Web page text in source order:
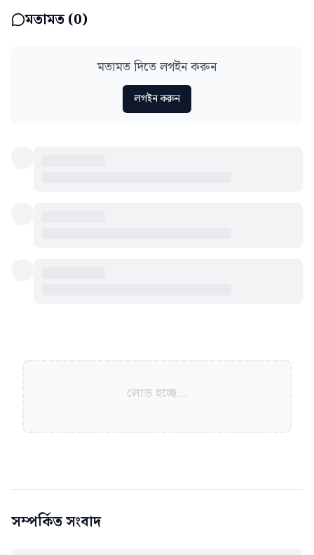
মতামত (0)
মতামত দিতে লগইন করুন
লগইন করুন
লোড হচ্ছে...
সম্পর্কিত সংবাদ